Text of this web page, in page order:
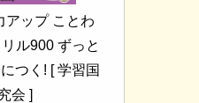
アップ ことわ
ル900 ずっと
つく! [ 学習国
会 ]